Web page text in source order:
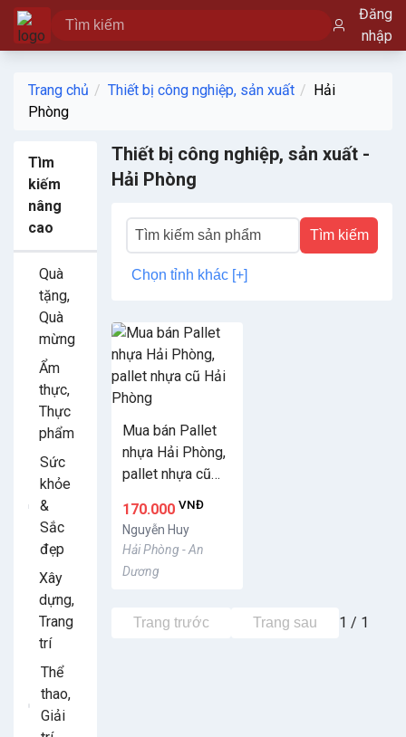
Đăng
nhập
Trang chủ Thiết bị công nghiệp, sản xuất
Hải
Phòng
Thiết bị công nghiệp, sản xuất -
Hải Phòng
Tìm kiếm
Chọn tỉnh khác [+]
Mua bán Pallet
nhựa Hải Phòng,
pallet nhựa cũ
170.000 VNĐ
Nguyễn Huy
Hải Phòng - An
Dương
Trang trước Trang sau 1 / 1
Tìm
kiếm
nâng
cao
Quà
tặng,
Quà
mừng
Ẩm
thực,
Thực
phẩm
Sức
khỏe
&
Sắc
đẹp
Xây
dựng,
Trang
trí
Thể
thao,
Giải